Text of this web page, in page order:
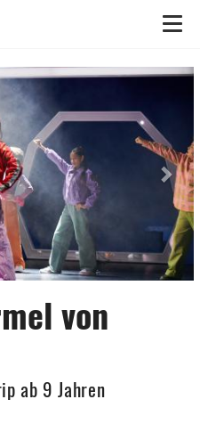
Toggle
von
ab 9 Jahren